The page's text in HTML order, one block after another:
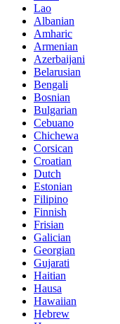
Lao
Albanian
Amharic
Armenian
Azerbaijani
Belarusian
Bengali
Bosnian
Bulgarian
Cebuano
Chichewa
Corsican
Croatian
Dutch
Estonian
Filipino
Finnish
Frisian
Galician
Georgian
Gujarati
Haitian
Hausa
Hawaiian
Hebrew